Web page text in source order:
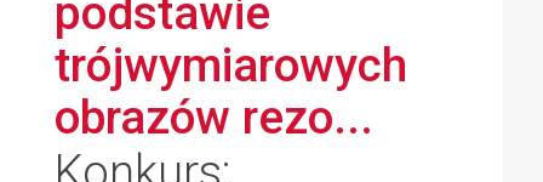
podstawie
trójwymiarowych
obrazów rezo...